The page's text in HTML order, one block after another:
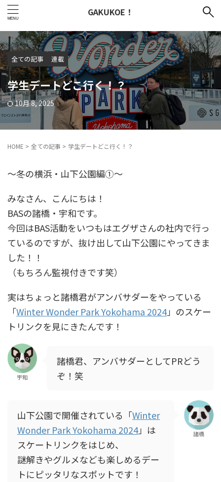
GAKUKOE！
全ての記事 連載
学生デートどこ行く！？
10月 8, 2025
HOME > 全ての記事 > 学生デートどこ行く！？
～冬の横浜・山下公園編①～
みなさん、こんにちは！
BASの諸橋・宇和です。
今回はBAS活動をいつもはエグザさんの社内で行っ
ているのですが、抜け出して山下公園にやってきま
した！！
（もちろん監視付きです笑）
実はちょっと諸橋君がアンバサダーをやっている
「Winter Wonder Park Yokohama 2024」のスケー
トリンクを見にきたんです！
宇和
諸橋君、アンバサダーとしてPRどう
ぞ！笑
山下公園で開催されている「Winter
Wonder Park Yokohama 2024」は
スケートリンクをはじめ、
謎解きやグルメなども楽しめるデー
トにピッタリなスポットです！
諸橋